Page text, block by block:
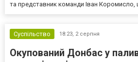
та представник команди Іван Коромисло,
Суспільство 18:23, 2 серпня
Окупований Донбас у